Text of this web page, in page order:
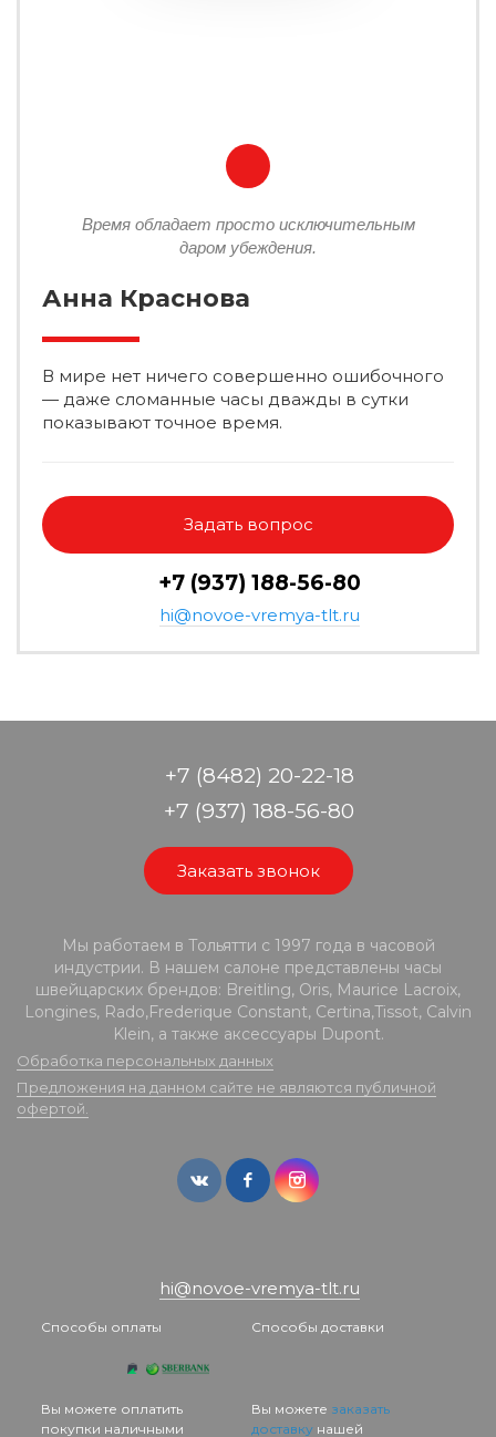
Время обладает просто исключительным
даром убеждения.
Анна Краснова
В мире нет ничего совершенно ошибочного
— даже сломанные часы дважды в сутки
показывают точное время.
Задать вопрос
+7 (937) 188-56-80
hi@novoe-vremya-tlt.ru
+7 (8482) 20-22-18
+7 (937) 188-56-80
Заказать звонок
Мы работаем в Тольятти с 1997 года в часовой
индустрии. В нашем салоне представлены часы
швейцарских брендов: Breitling, Oris, Maurice Lacroix,
Longines, Rado,Frederique Constant, Certina,Tissot, Calvin
Klein, а также аксессуары Dupont.
Обработка персональных данных
Предложения на данном сайте не являются публичной
офертой.
hi@novoe-vremya-tlt.ru
Способы оплаты
Вы можете оплатить
покупки наличными
Способы доставки
Вы можете заказать
доставкунашей